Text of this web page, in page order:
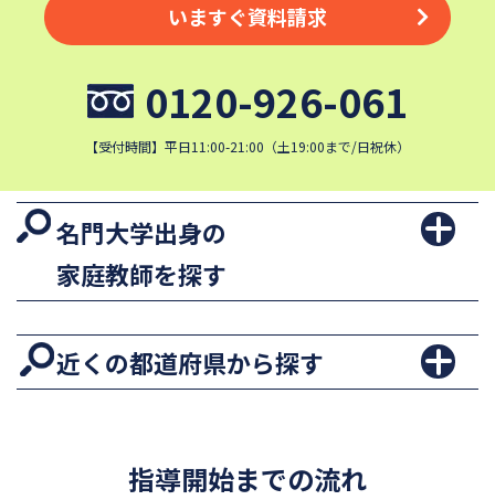
いますぐ資料請求
0120-926-061
【受付時間】平日11:00-21:00（土19:00まで/日祝休）
名門大学出身の
家庭教師を探す
近くの都道府県から探す
指導開始までの流れ